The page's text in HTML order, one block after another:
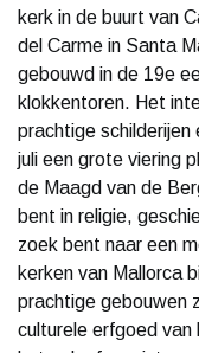
kerk in de buurt van
del Carme in Santa
gebouwd in de 19e
klokkentoren. Het
prachtige schilderijen
juli een grote viering
de Maagd van de
bent in religie,
zoek bent naar een
kerken van Mallorca
prachtige gebouwen
culturele erfgoed van